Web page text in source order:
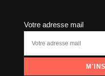
Votre adresse mail